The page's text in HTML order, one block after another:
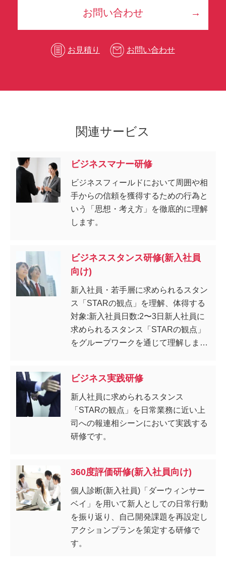
お問い合わせ
お見積り お問い合わせ
関連サービス
ビジネスマナー研修
ビジネスフィールドにおいて周囲や相
手からの信頼を獲得するための行為と
いう「思想・考え方」を徹底的に理解
します。
ビジネススタンス研修(新入社員
向け)
新入社員・若手層に求められるスタン
ス「STARの観点」を理解、体得する
対象:新入社員日数:2〜3日新人社員に
求められるスタンス「STARの観点」
をグループワークを通じて理解しま
ビジネス実践研修
新人社員に求められるスタンス
「STARの観点」を日常業務に近い上
司への報連相シーンにおいて実践する
研修です。
360度評価研修(新入社員向け)
個人診断(新入社員)「ダーウィンサー
ベイ」を用いて新人としての日常行動
を振り返り、自己開発課題を再設定し
アクションプランを策定する研修で
す。